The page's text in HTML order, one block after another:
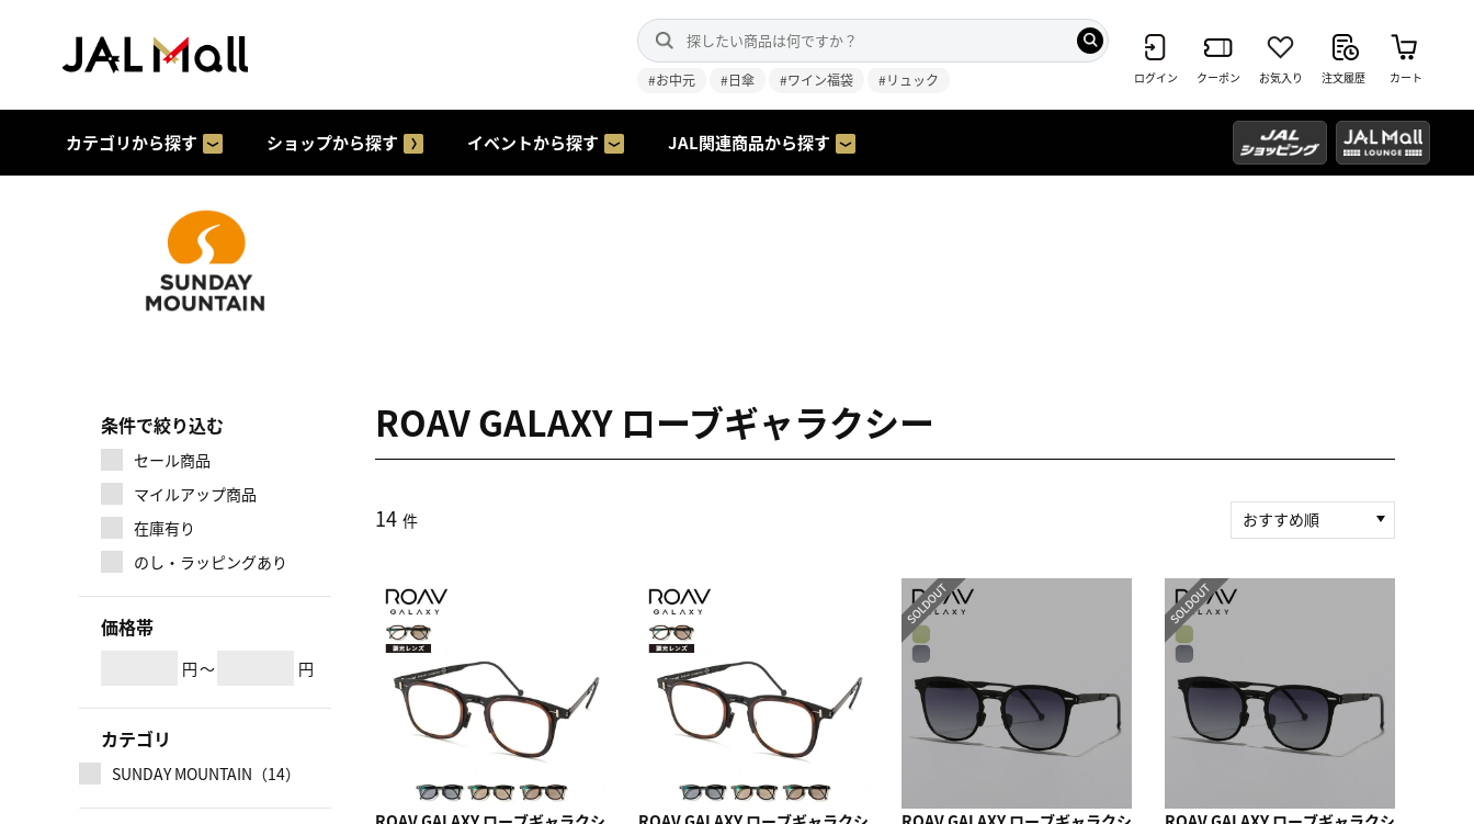
#お中元 #日傘 #ワイン福袋 #リュック ログイン クーポン お気入り 注文履歴 カート
カテゴリから探す ショップから探す イベントから探す JAL関連商品から探す
マイルアップ商品
条件で絞り込む
セール商品
在庫有り
のし・ラッピングあり
価格帯
円～ 円
カテゴリ
SUNDAY MOUNTAIN（14）
ROAV GALAXY ローブギャラクシー
14 件
おすすめ順
積算マイル率（高い
順）
レビュー評価（高い
順）
価格（安い順）
価格（高い順）